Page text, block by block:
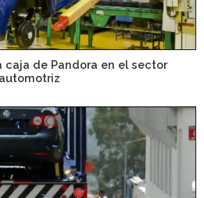
caja de Pandora en el sector
automotriz